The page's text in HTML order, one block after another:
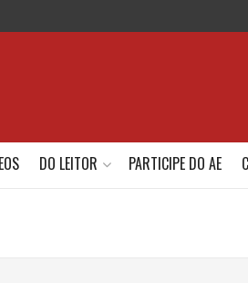
DO LEITOR PARTICIPE DO AE